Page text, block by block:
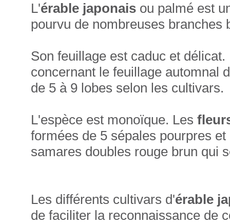
L'érable japonais ou palmé est
pourvu de nombreuses branches
Son feuillage est caduc et
concernant le feuillage automnal
de 5 à 9 lobes selon les cultivars.
L'espèce est monoïque. Les
formées de 5 sépales pourpres
samares doubles rouge brun qui
Les différents cultivars d'érable
de faciliter la reconnaissance de